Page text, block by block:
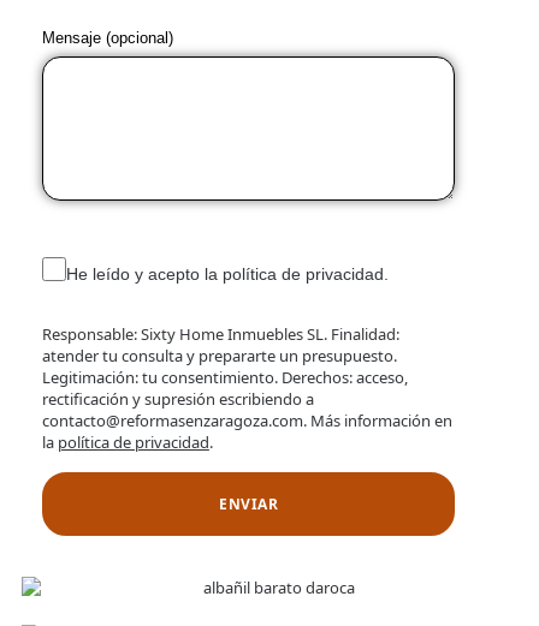
Mensaje (opcional)
He leído y acepto la política de privacidad.
Responsable: Sixty Home Inmuebles SL. Finalidad:
atender tu consulta y prepararte un presupuesto.
Legitimación: tu consentimiento. Derechos: acceso,
rectificación y supresión escribiendo a
contacto@reformasenzaragoza.com. Más información en
la política de privacidad.